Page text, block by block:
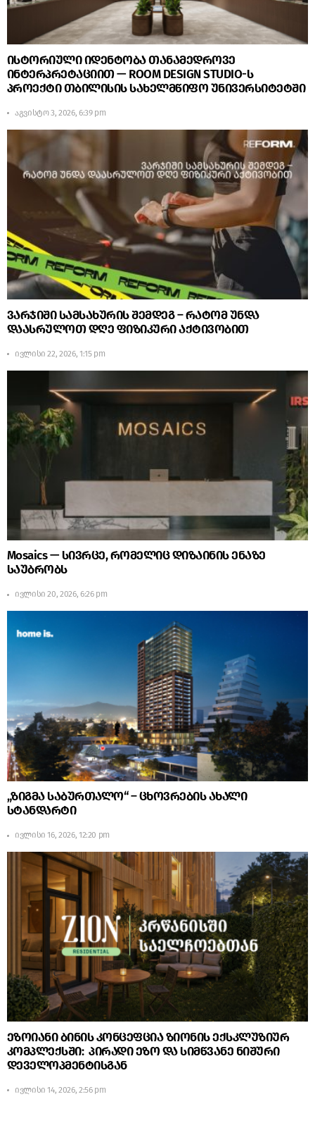
ისტორიული იდენტობა თანამედროვე
ინტერპრეტაციით — ROOM DESIGN STUDIO-ს
პროექტი თბილისის სახელმწიფო უნივერსიტეტში
აგვისტო 3, 2026, 6:39 pm
ვარჯიში სამსახურის შემდეგ – რატომ უნდა
დაასრულოთ დღე ფიზიკური აქტივობით
ივლისი 22, 2026, 1:15 pm
Mosaics — სივრცე, რომელიც დიზაინის ენაზე
საუბრობს
ივლისი 20, 2026, 6:26 pm
„ზიგმა საბურთალო“ – ცხოვრების ახალი
სტანდარტი
ივლისი 16, 2026, 12:20 pm
ეზოიანი ბინის კონცეფცია ზიონის ექსკლუზიურ
კომპლექსში: პირადი ეზო და სიმწვანე ნიშური
დეველოპმენტისგან
ივლისი 14, 2026, 2:56 pm